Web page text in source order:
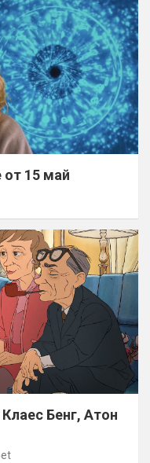
от 15 май
Бенг, Атон